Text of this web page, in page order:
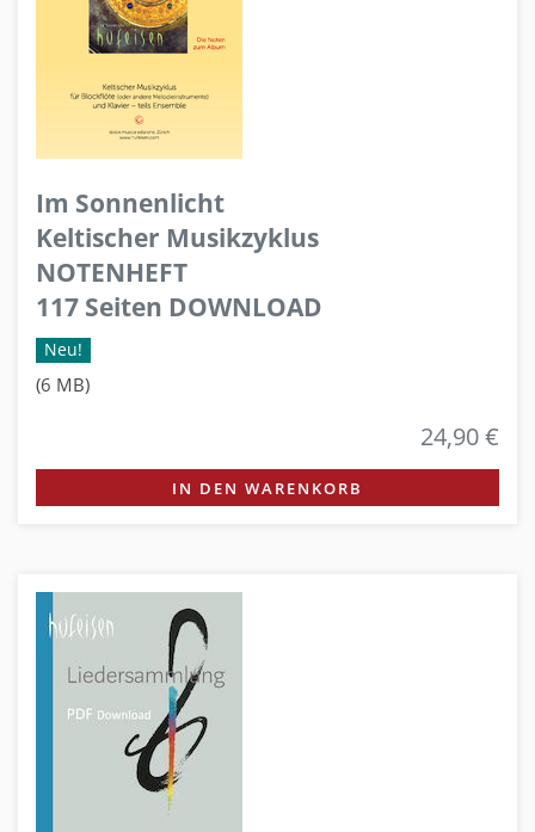
Im Sonnenlicht
Keltischer Musikzyklus
NOTENHEFT
117 Seiten DOWNLOAD
Neu!
(6 MB)
24,90 €
IN DEN WARENKORB